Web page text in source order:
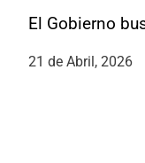
El Gobierno
21 de Abril, 2026